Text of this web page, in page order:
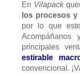
En Vilapack
los procesos
por lo que
principales
estirable
convencional.